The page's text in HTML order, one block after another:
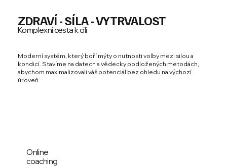
Komplexní cesta k cíli
ZDRAVÍ - SÍLA - VYTRVALOST
Moderní systém, který boří mýty o nutnosti volby mezi silou a
kondicí. Stavíme na datech a vědecky podložených metodách,
abychom maximalizovali váš potenciál bez ohledu na výchozí
úroveň.
Online
coaching